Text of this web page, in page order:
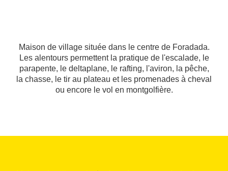
Maison de village située dans le centre de Foradada.
Les alentours permettent la pratique de l'escalade, le
parapente, le deltaplane, le rafting, l'aviron, la pêche,
la chasse, le tir au plateau et les promenades à cheval
ou encore le vol en montgolfière.